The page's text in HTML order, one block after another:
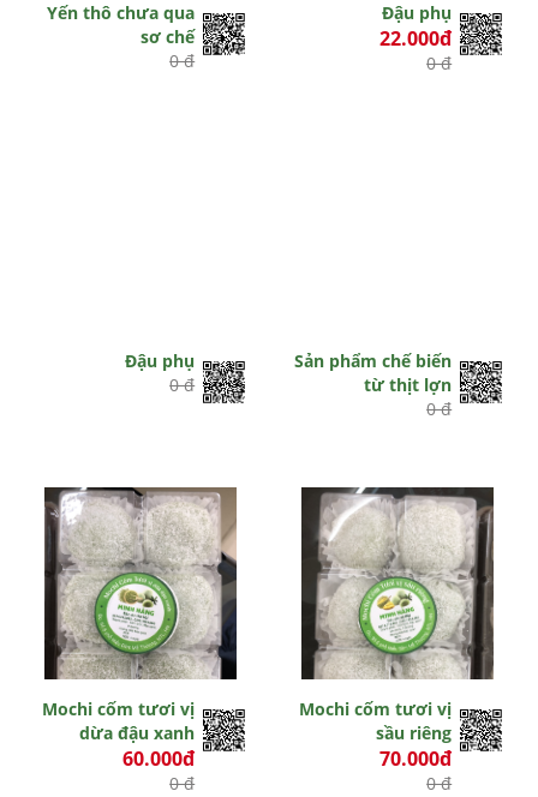
Yến thô chưa qua
sơ chế
0 đ
Đậu phụ
22.000đ
0 đ
Đậu phụ
0 đ
Sản phẩm chế biến
từ thịt lợn
0 đ
Mochi cốm tươi vị
dừa đậu xanh
60.000đ
0 đ
Mochi cốm tươi vị
sầu riêng
70.000đ
0 đ